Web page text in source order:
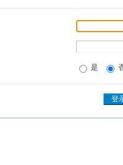
是